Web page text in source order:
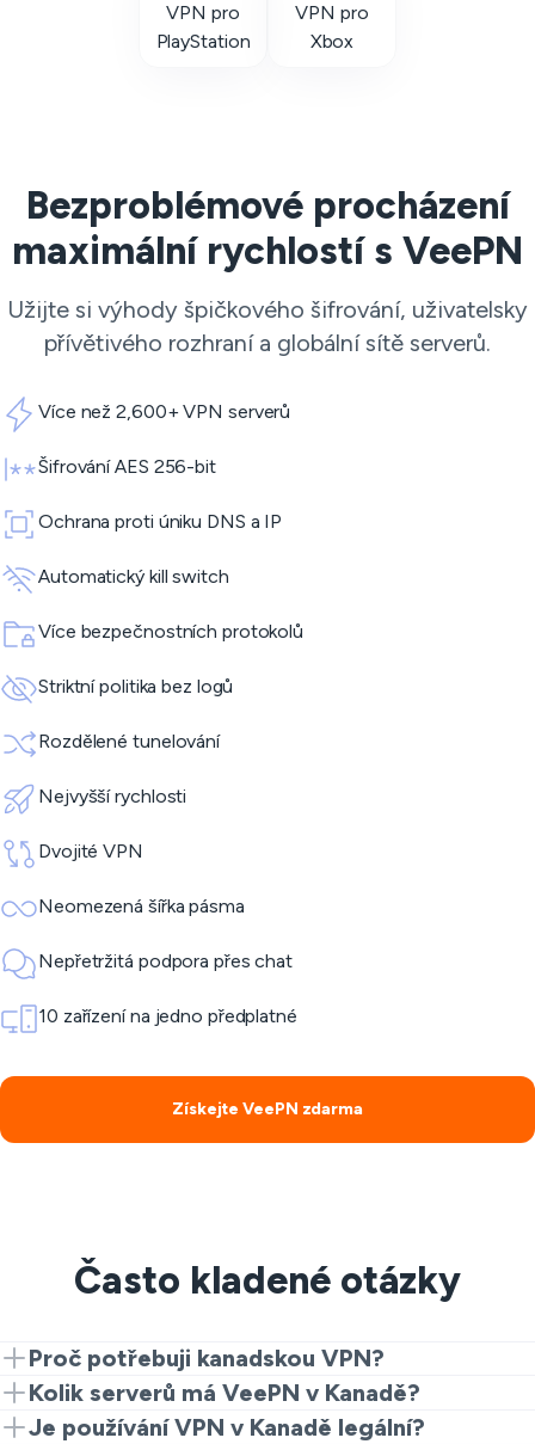
VPN pro
PlayStation
VPN pro
Xbox
Bezproblémové procházení
maximální rychlostí s VeePN
Užijte si výhody špičkového šifrování, uživatelsky
přívětivého rozhraní a globální sítě serverů.
Více než 2,600+ VPN serverů
Šifrování AES 256-bit
Ochrana proti úniku DNS a IP
Automatický kill switch
Více bezpečnostních protokolů
Striktní politika bez logů
Rozdělené tunelování
Nejvyšší rychlosti
Dvojité VPN
Neomezená šířka pásma
Nepřetržitá podpora přes chat
10 zařízení na jedno předplatné
Získejte VeePN zdarma
Často kladené otázky
Proč potřebuji kanadskou VPN?
Potřebujete kanadskou VPN pro přístup k místnímu
obsahu jako CBC Gem, Crave, Sportsnet Now. Když
Kolik serverů má VeePN v Kanadě?
VeePN má servery v Britské Kolumbii, Quebecu a
Je používání VPN v Kanadě legální?